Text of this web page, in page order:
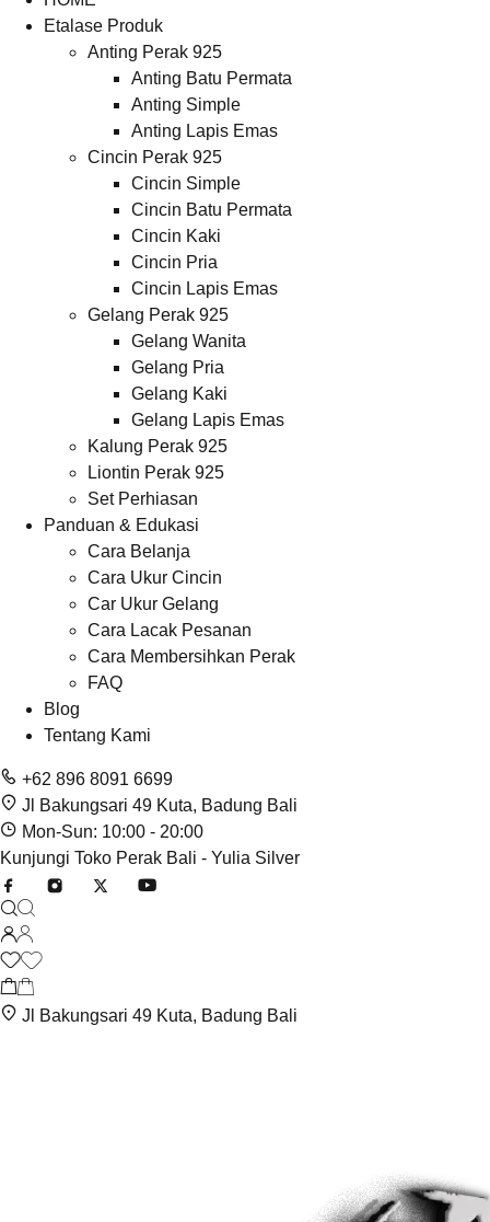
Etalase Produk
Anting Perak 925
Anting Batu Permata
Anting Simple
Anting Lapis Emas
Cincin Perak 925
Cincin Simple
Cincin Batu Permata
Cincin Kaki
Cincin Pria
Cincin Lapis Emas
Gelang Perak 925
Gelang Wanita
Gelang Pria
Gelang Kaki
Gelang Lapis Emas
Kalung Perak 925
Liontin Perak 925
Set Perhiasan
Panduan & Edukasi
Cara Belanja
Cara Ukur Cincin
Car Ukur Gelang
Cara Lacak Pesanan
Cara Membersihkan Perak
FAQ
Blog
Tentang Kami
+62 896 8091 6699
Jl Bakungsari 49 Kuta, Badung Bali
Mon-Sun: 10:00 - 20:00
Kunjungi Toko Perak Bali - Yulia Silver
Jl Bakungsari 49 Kuta, Badung Bali